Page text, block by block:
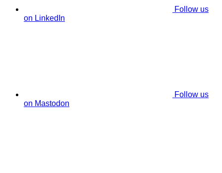
Follow us
on LinkedIn
Follow us
on Mastodon